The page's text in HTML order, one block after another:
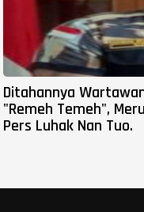
Ditahannya
"Remeh Temeh",
Pers Luhak Nan Tuo.